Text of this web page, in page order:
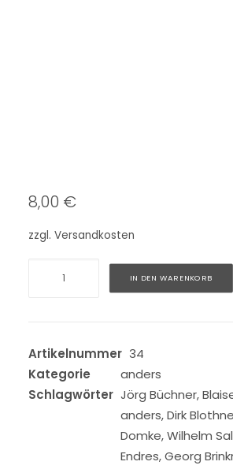
8,00 €
zzgl. Versandkosten
IN DEN WARENKORB
Artikelnummer 34
Kategorie
anders
Schlagwörter Jörg Büchner,
anders,Dirk
Domke,Wilhelm
Endres,Georg